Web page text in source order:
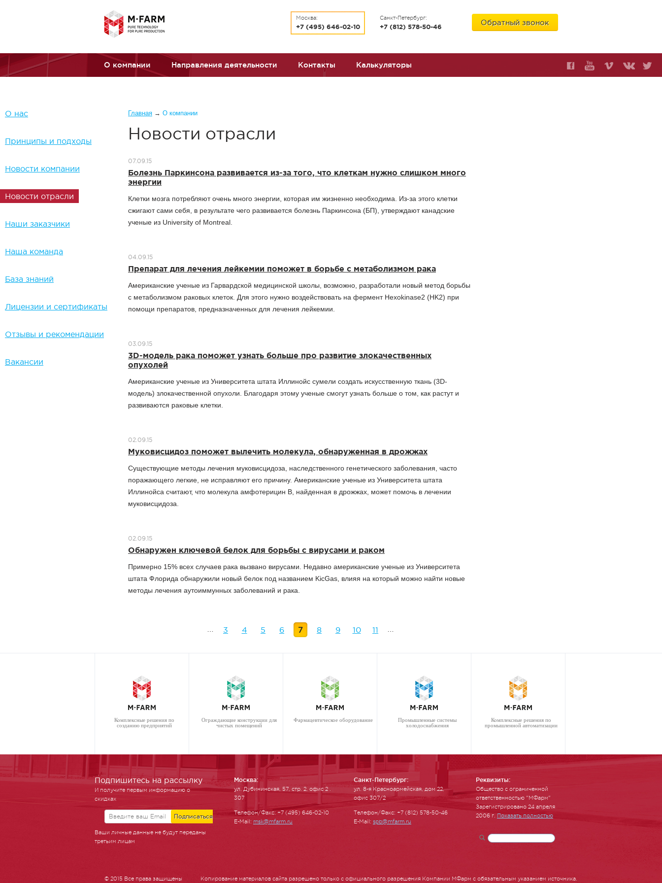
Москва:
+7 (495) 646-02-10
Санкт-Петербург:
+7 (812) 578-50-46
Обратный звонок
О компании Направления деятельности Контакты Калькуляторы
О нас
Принципы и подходы
Новости компании
Новости отрасли
Наши заказчики
Наша команда
База знаний
Лицензии и сертификаты
Отзывы и рекомендации
Вакансии
Вы здесь
Главная → О компании
Новости отрасли
07.09.15
Болезнь Паркинсона развивается из-за того, что клеткам нужно слишком много
энергии
Клетки мозга потребляют очень много энергии, которая им жизненно необходима. Из-за этого клетки
сжигают сами себя, в результате чего развивается болезнь Паркинсона (БП), утверждают канадские
ученые из University of Montreal.
04.09.15
Препарат для лечения лейкемии поможет в борьбе с метаболизмом рака
Американские ученые из Гарвардской медицинской школы, возможно, разработали новый метод борьбы
с метаболизмом раковых клеток. Для этого нужно воздействовать на фермент Hexokinase2 (HK2) при
помощи препаратов, предназначенных для лечения лейкемии.
03.09.15
3D-модель рака поможет узнать больше про развитие злокачественных
опухолей
Американские ученые из Университета штата Иллинойс сумели создать искусственную ткань (3D-
модель) злокачественной опухоли. Благодаря этому ученые смогут узнать больше о том, как растут и
развиваются раковые клетки.
02.09.15
Муковисцидоз поможет вылечить молекула, обнаруженная в дрожжах
Существующие методы лечения муковисцидоза, наследственного генетического заболевания, часто
поражающего легкие, не исправляют его причину. Американские ученые из Университета штата
Иллинойса считают, что молекула амфотерицин В, найденная в дрожжах, может помочь в лечении
муковисцидоза.
02.09.15
Обнаружен ключевой белок для борьбы с вирусами и раком
Примерно 15% всех случаев рака вызвано вирусами. Недавно американские ученые из Университета
штата Флорида обнаружили новый белок под названием KicGas, влияя на который можно найти новые
методы лечения аутоиммунных заболеваний и рака.
3 4 5 6 7 8 9 10 11
Комплексные решения по
созданию предприятий
Ограждающие конструкции для
чистых помещений
Фармацевтическое оборудование
Промышленные системы
холодоснабжения
Комплексные решения по
промышленной автоматизации
Подпишитесь на рассылку
И получите первым информацию о
скидках
Ваши личные данные не будут переданы
третьим лицам
Москва:
ул. Ду­бинин­ская, 57, стр. 2, офис 2 .
307
Телефон/Факс: +7 (495) 646-02-10
E-Mail: msk@mfarm.ru
Санкт-Петербург:
ул. 8-я Красноармейская, дом 22,
офис 307/2
Телефон/Факс: +7 (812) 578-50-46
E-Mail: spb@mfarm.ru
Реквизиты:
Общество с ограниченной
ответственностью "МФарм"
Зарегистрировано 24 апреля
2006 г. Показать полностью
Копирование материалов сайта разрешено только с официального разрешения Компании МФарм с обязательным указанием источника.
© 2015 Все права защищены